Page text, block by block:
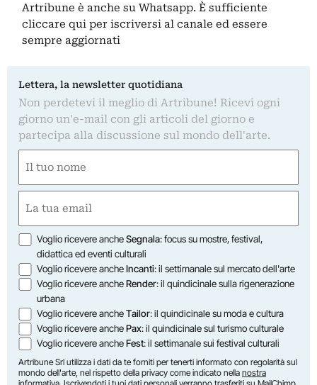
Artribune è anche su Whatsapp. È sufficiente
cliccare qui per iscriversi al canale ed essere
sempre aggiornati
Lettera, la newsletter quotidiana
Non perdetevi il meglio di Artribune! Ricevi ogni
giorno un'e-mail con gli articoli del giorno e
partecipa alla discussione sul mondo dell'arte.
(Required)
First
(Required)
Opzioni
Voglio ricevere ancheSegnala: focus su mostre, festival,
didattica ed eventi culturali
Voglio ricevere ancheIncanti: il settimanale sul mercato dell'arte
Voglio ricevere ancheRender: il quindicinale sulla rigenerazione
urbana
Voglio ricevere ancheTailor: il quindicinale su moda e cultura
Voglio ricevere anchePax: il quindicinale sul turismo culturale
Voglio ricevere ancheFest: il settimanale sui festival culturali
Artribune Srl utilizza i dati da te forniti per tenerti informato con regolarità sul
mondo dell'arte, nel rispetto della privacy come indicato nella nostra